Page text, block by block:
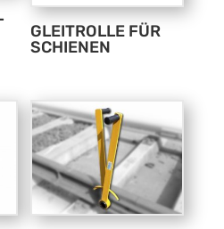
GLEITROLLE FÜR
SCHIENEN